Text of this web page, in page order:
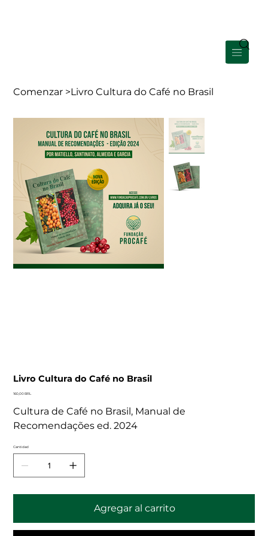
Comenzar >Livro Cultura do Café no Brasil
Livro Cultura do Café no Brasil
Precio
160,00 BRL
Cultura de Café no Brasil, Manual de
Recomendações ed. 2024
Cantidad
Agregar al carrito